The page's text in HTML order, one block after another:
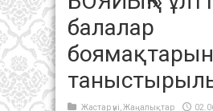
балалар
Жастар үні Жаңалықтар